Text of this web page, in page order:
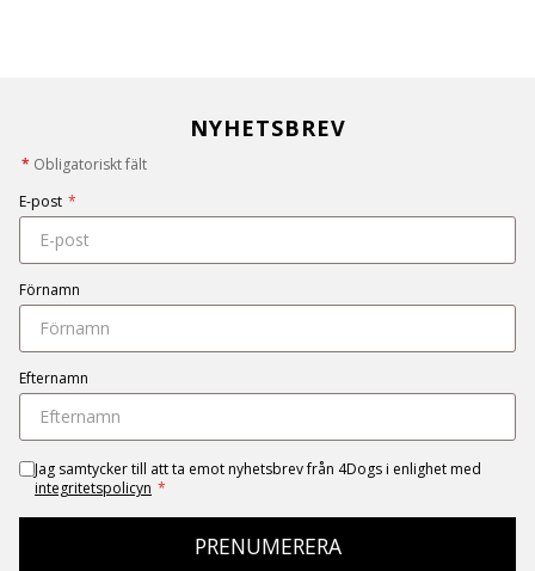
NYHETSBREV
* Obligatoriskt fält
E-post *
Förnamn
Efternamn
Jag samtycker till att ta emot nyhetsbrev från 4Dogs i enlighet med
integritetspolicyn *
PRENUMERERA